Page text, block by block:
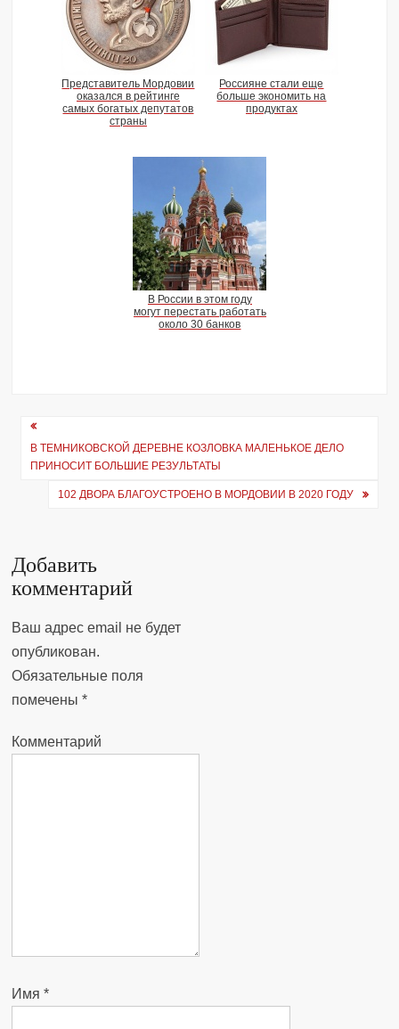
Представитель Мордовии
оказался в рейтинге
самых богатых депутатов
страны
Россияне стали еще
больше экономить на
продуктах
В России в этом году
могут перестать работать
около 30 банков
Навигация
по
записям
В ТЕМНИКОВСКОЙ ДЕРЕВНЕ КОЗЛОВКА МАЛЕНЬКОЕ ДЕЛО
ПРИНОСИТ БОЛЬШИЕ РЕЗУЛЬТАТЫ
102 ДВОРА БЛАГОУСТРОЕНО В МОРДОВИИ В 2020 ГОДУ
Добавить
комментарий
Ваш адрес email не будет
опубликован.
Обязательные поля
помечены*
Комментарий
Имя*